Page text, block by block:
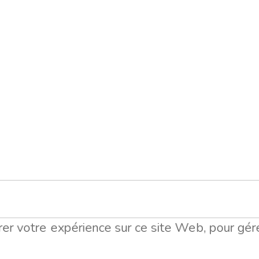
votre expérience sur ce site Web, pour